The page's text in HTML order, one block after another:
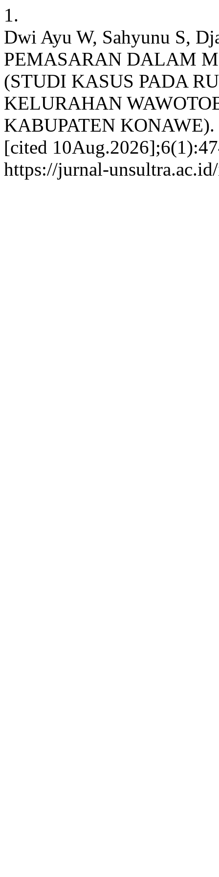
1.
Dwi Ayu W, Sahyunu S,
PEMASARAN DALAM
(STUDI KASUS PADA
KELURAHAN
KABUPATEN
[cited
https://jurnal-